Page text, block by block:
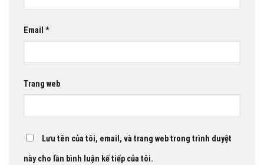
Email *
Trang web
Lưu tên của tôi, email, và trang web trong trình duyệt
này cho lần bình luận kế tiếp của tôi.